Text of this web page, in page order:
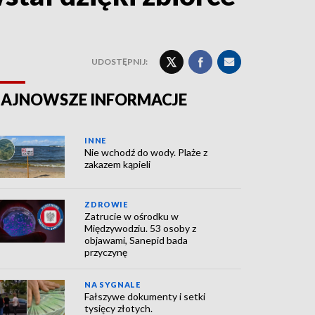
UDOSTĘPNIJ:
INFORMACJE
INNE
Nie wchodź do wody. Plaże z
zakazem kąpieli
ZDROWIE
Zatrucie w ośrodku w
Międzywodziu. 53 osoby z
objawami, Sanepid bada
przyczynę
NA SYGNALE
Fałszywe dokumenty i setki
tysięcy złotych.